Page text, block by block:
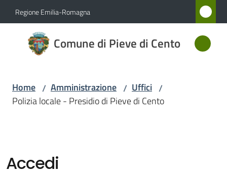
Vai al contenuto
Vai alla navigazione
Vai al footer
Regione Emilia-Romagna
Comune di Pieve di Cento
Comune
di Pieve
Servizi
Home / Amministrazione / Uffici /
Polizia locale - Presidio di Pieve di Cento
Accedi